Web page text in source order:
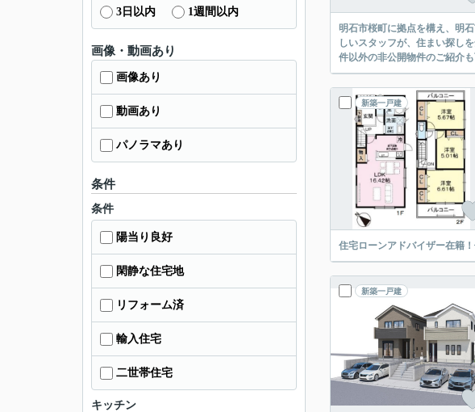
明石市桜町に拠点を構え、明
しいスタッフが、住まい探し
件以外の非公開物件のご紹介
新築一戸建
住宅ローンアドバイザー在籍
新築一戸建
3日以内 1週間以内
画像・動画あり
画像あり
動画あり
パノラマあり
条件
条件
陽当り良好
閑静な住宅地
リフォーム済
輸入住宅
二世帯住宅
キッチン